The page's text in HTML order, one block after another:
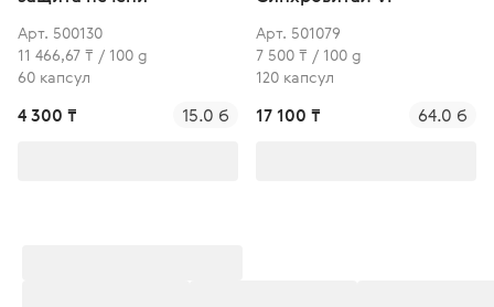
Арт. 500130
11 466,67 ₸ / 100 g
60 капсул
4 300 ₸ 15.0 б
Арт. 501079
7 500 ₸ / 100 g
120 капсул
17 100 ₸ 64.0 б